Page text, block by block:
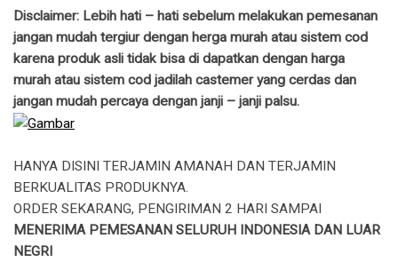
Disclaimer: Lebih hati – hati sebelum melakukan pemesanan
jangan mudah tergiur dengan herga murah atau sistem cod
karena produk asli tidak bisa di dapatkan dengan harga
murah atau sistem cod jadilah castemer yang cerdas dan
jangan mudah percaya dengan janji – janji palsu.
HANYA DISINI TERJAMIN AMANAH DAN TERJAMIN
BERKUALITAS PRODUKNYA.
ORDER SEKARANG, PENGIRIMAN 2 HARI SAMPAI
MENERIMA PEMESANAN SELURUH INDONESIA DAN LUAR
NEGRI